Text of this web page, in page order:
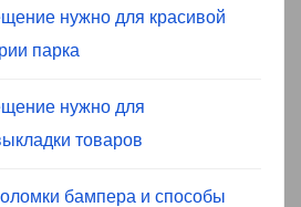
нужно для красивой
парка
нужно для
товаров
бампера и способы